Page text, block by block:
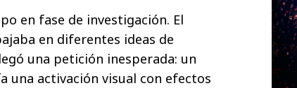
en fase de investigación. El
en diferentes ideas de
una petición inesperada: un
una activación visual con efectos